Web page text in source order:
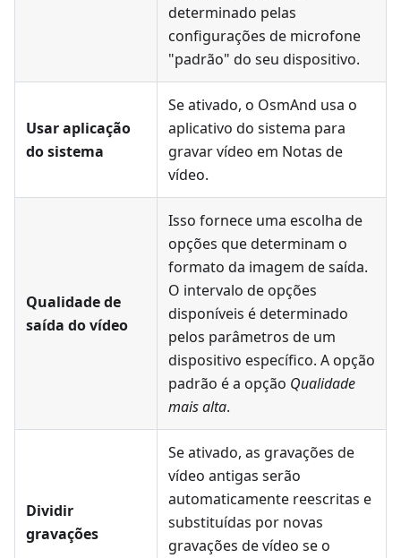
determinado pelas
configurações de microfone
"padrão" do seu dispositivo.
Usar aplicação
do sistema
Se ativado, o OsmAnd usa o
aplicativo do sistema para
gravar vídeo em Notas de
vídeo.
Qualidade de
saída do vídeo
Isso fornece uma escolha de
opções que determinam o
formato da imagem de saída.
O intervalo de opções
disponíveis é determinado
pelos parâmetros de um
dispositivo específico. A opção
padrão é a opção Qualidade
mais alta.
Dividir
gravações
Se ativado, as gravações de
vídeo antigas serão
automaticamente reescritas e
substituídas por novas
gravações de vídeo se o